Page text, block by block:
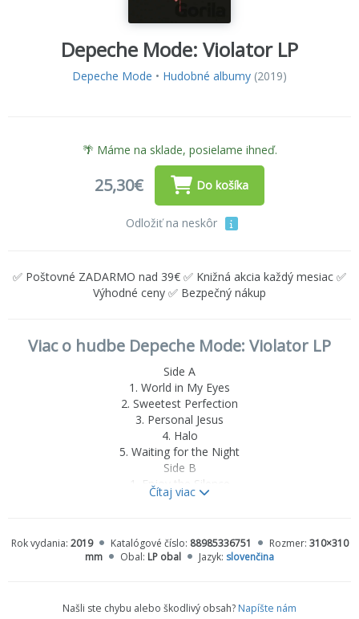
Depeche Mode: Violator LP
Depeche Mode • Hudobné albumy (2019)
🌴 Máme na sklade, posielame ihneď.
25,30€ Do košíka
Odložiť na neskôr
✅ Poštovné ZADARMO nad 39€ ✅ Knižná akcia každý mesiac ✅
Výhodné ceny ✅ Bezpečný nákup
Viac o hudbe Depeche Mode: Violator LP
Side A
1. World in My Eyes
2. Sweetest Perfection
3. Personal Jesus
4. Halo
5. Waiting for the Night
Side B
1. Enjoy the Silence
2. Policy of Truth
Čítaj viac
Rok vydania: 2019 Katalógové číslo: 88985336751 Rozmer: 310×310
mm
Obal: LP obal Jazyk: slovenčina
Našli ste chybu alebo škodlivý obsah? Napíšte nám